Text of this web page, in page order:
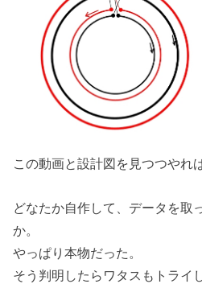
この動画と設計図を見つつやれ
どなたか自作して、データを取
か。
やっぱり本物だった。
そう判明したらワタスもトライ